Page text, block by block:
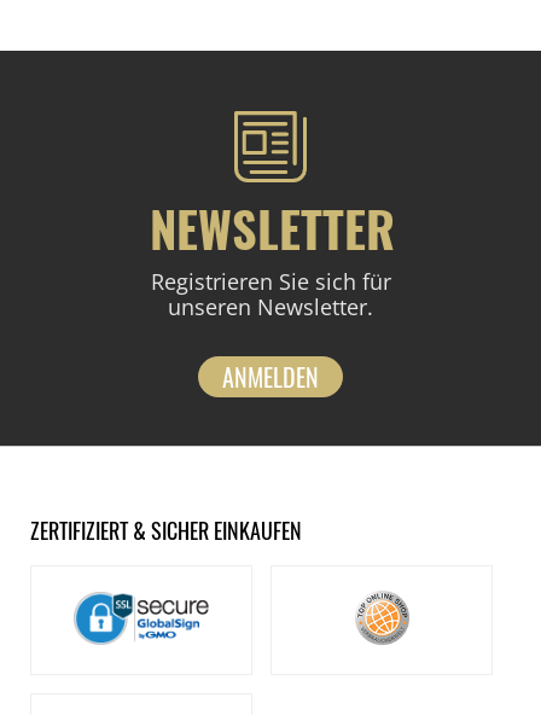
NEWSLETTER
Registrieren Sie sich für
unseren Newsletter.
ANMELDEN
ZERTIFIZIERT & SICHER EINKAUFEN